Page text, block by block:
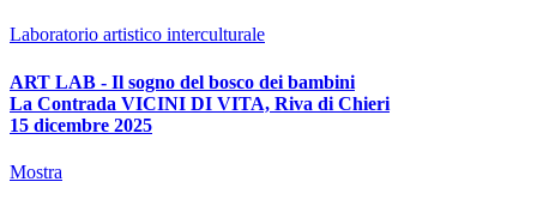
Laboratorio artistico interculturale
ART LAB - Il sogno del bosco dei bambini
La Contrada VICINI DI VITA, Riva di Chieri
15 dicembre 2025
Mostra